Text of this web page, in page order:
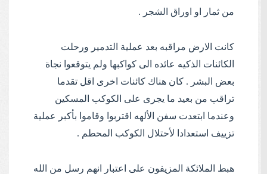
من ثمار او اوراق الشجر .
كانت الارض مراقبه بعد عملية التدمير ورحلت
الكائنات الذكيه عائده الى كواكبها ولم يتوقعوا نجاة
بعض البشر . كان هناك كائنات اخرى اقل تقدما
تراقب من بعيد ما يجرى على الكوكب المسكين
وعندما ابتعدت سفن الألهه اقتربوا وقاموا بأكبر عملية
تزييف استعدادا لأحتلال الكوكب المحطم .
هبط الملائكة المزيفون على اعتبار انهم رسل من الله